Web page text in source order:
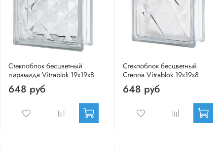
Стеклоблок бесцветный
пирамида Vitrablok 19х19х8
648 руб
Стеклоблок бесцветный
Стелла Vitrablok 19х19х8
648 руб